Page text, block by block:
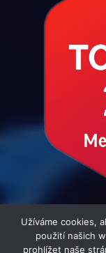
Užíváme cookies,
použití našich
prohlížet naše